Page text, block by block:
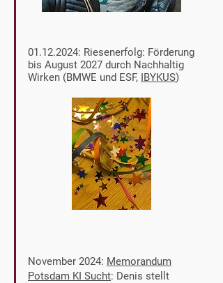
01.12.2024: Riesenerfolg: Förderung
bis August 2027 durch Nachhaltig
Wirken (BMWE und ESF, IBYKUS)
November 2024: Memorandum
Potsdam KI Sucht: Denis stellt